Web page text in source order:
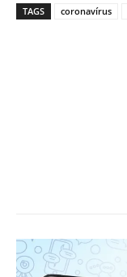
TAGS coronavírus